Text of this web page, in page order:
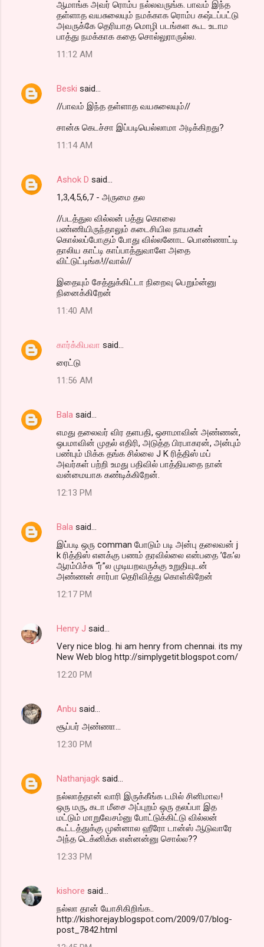
ஆமாங்க அவர் ரொம்ப நல்லவருங்க. பாவம் இந்த
தள்ளாத வயசுலையும் நமக்காக ரொம்ப கஷ்டப்பட்டு
அவருக்கே தெரியாத மொழி படங்கள கூட உடாம
பாத்து நமக்காக கதை சொல்லுராருல்ல.
11:12 AM
Beski said…
//பாவம் இந்த தள்ளாத வயசுலையும்//
சான்சு கெடச்சா இப்படியெல்லாமா அடிக்கிறது?
11:14 AM
Ashok D said…
1,3,4,5,6,7 - அருமை தல
//படத்துல வில்லன் பத்து கொலை
பண்ணியிருந்தாலும் கடைசியில நாயகன்
கொல்லப்போகும் போது வில்லனோட பொண்ணாட்டி
தாலிய காட்டி காப்பாத்துவாளே அதை
விட்டுட்டிங்க!//வால்//
இதையும் சேத்துக்கிட்டா நிறைவு பெறும்ன்னு
நினைக்கிறேன்
11:40 AM
கார்க்கிபவா said…
ரைட்டு
11:56 AM
Bala said…
எமது தலைவர் விர தளபதி, ஒசாமாவின் அண்ணன்,
ஒபமாவின் முதல் எதிரி, அடுத்த பிரபாகரன், அன்பும்
பண்பும் மிக்க தங்க சில்லை J K ரித்திஸ் மப்
அவர்கள் பற்றி உமது பதிவில் பாத்தியதை நான்
வன்மையாக கண்டிக்கிறேன்.
12:13 PM
Bala said…
இப்படி ஒரு comman போடும் படி அன்பு தலைவன் j
k ரித்திஸ் எனக்கு பணம் தரவில்லை என்பதை ’கே’ல
ஆரம்பிச்சு “ர்”ல முடியறவருக்கு உறுதியுடன்
அண்ணன் சார்பா தெரிவித்து கொள்கிறேன்
12:17 PM
Henry J said…
Very nice blog. hi am henry from chennai. its my
New Web blog http://simplygetit.blogspot.com/
12:20 PM
Anbu said…
சூப்பர் அண்ணா...
12:30 PM
Nathanjagk said…
நல்லாத்தான் வாரி இருக்கீங்க டமில் சினிமாவ!
ஒரு மரு, கடா மீசை அப்புறம் ஒரு தலப்பா இத
மட்டும் மாறுவேசம்னு ​போட்டுக்கிட்டு வில்லன்
கூட்டத்துக்கு முன்னால ஹீரோ டான்ஸ் ஆடுவாரே
அந்த ​டெக்னிக்க என்னன்னு ​சொல்ல??
12:33 PM
kishore said…
நல்லா தான் யோசிகிறிங்க..
http://kishorejay.blogspot.com/2009/07/blog-
post_7842.html